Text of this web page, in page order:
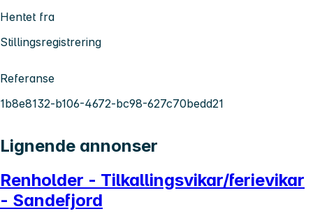
Hentet fra
Stillingsregistrering
Referanse
1b8e8132-b106-4672-bc98-627c70bedd21
Lignende annonser
Renholder - Tilkallingsvikar/ferievikar
- Sandefjord